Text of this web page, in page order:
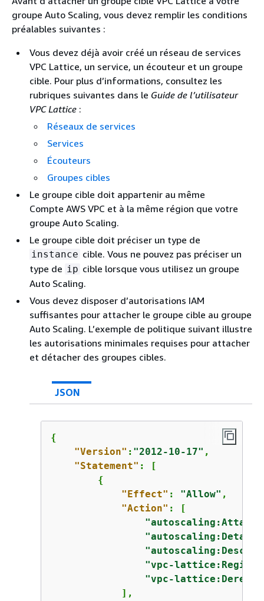
groupe Auto Scaling, vous devez remplir les conditions
préalables suivantes :
Vous devez déjà avoir créé un réseau de services
VPC Lattice, un service, un écouteur et un groupe
cible. Pour plus d’informations, consultez les
rubriques suivantes dans le Guide de l’utilisateur
VPC Lattice :
Réseaux de services
Services
Écouteurs
Groupes cibles
Le groupe cible doit appartenir au même
Compte AWS VPC et à la même région que votre
groupe Auto Scaling.
Le groupe cible doit préciser un type de
instance cible. Vous ne pouvez pas préciser un
type de ip cible lorsque vous utilisez un groupe
Auto Scaling.
Vous devez disposer d’autorisations IAM
suffisantes pour attacher le groupe cible au groupe
Auto Scaling. L’exemple de politique suivant illustre
les autorisations minimales requises pour attacher
et détacher des groupes cibles.
JSON
{
"Version" : "2012-10-17" ,
"Statement" : [
{
"Effect" : "Allow" ,
"Action" : [
"vpc-
"vpc-
            ],